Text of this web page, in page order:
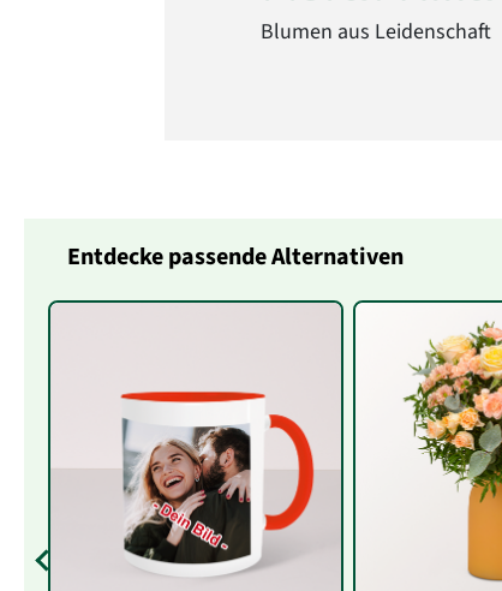
Blumen aus Leidenschaft
Entdecke passende Alternativen